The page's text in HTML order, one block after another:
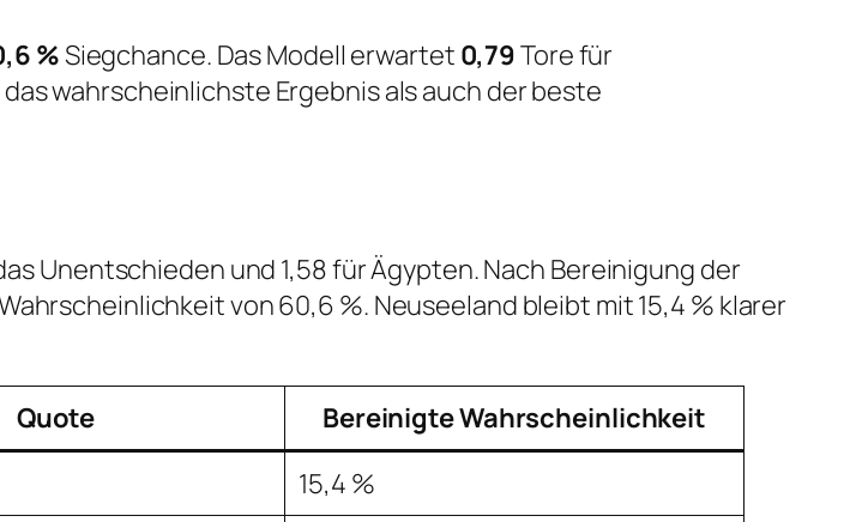
%Siegchance. Das Modell erwartet 0,79Tore für
wahrscheinlichste Ergebnis als auch der beste
Unentschieden und 1,58 für Ägypten. Nach Bereinigung der
von 60,6 %. Neuseeland bleibt mit 15,4 % klarer
Quote
Bereinigte Wahrscheinlichkeit
15,4 %